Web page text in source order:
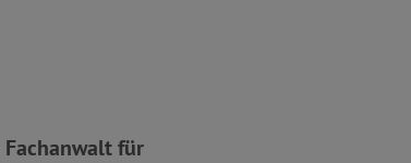
Fachanwalt für